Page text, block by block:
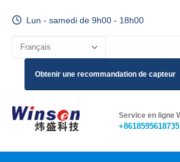
Lun - samedi de 9h00 - 18h00
Obtenir une recommandation de capteur
Service en ligne
+8618595618735